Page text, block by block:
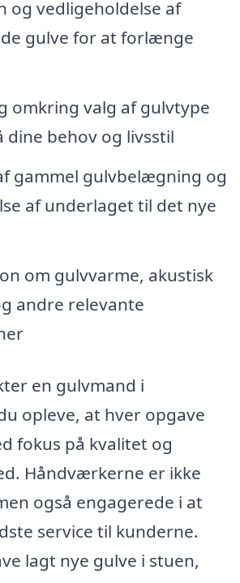
og vedligeholdelse af
gulve for at forlænge
omkring valg af gulvtype
dine behov og livsstil
gammel gulvbelægning og
af underlaget til det nye
om gulvvarme, akustisk
andre relevante
en gulvmand i
opleve, at hver opgave
fokus på kvalitet og
Håndværkerne er ikke
også engagerede i at
service til kunderne.
lagt nye gulve i stuen,